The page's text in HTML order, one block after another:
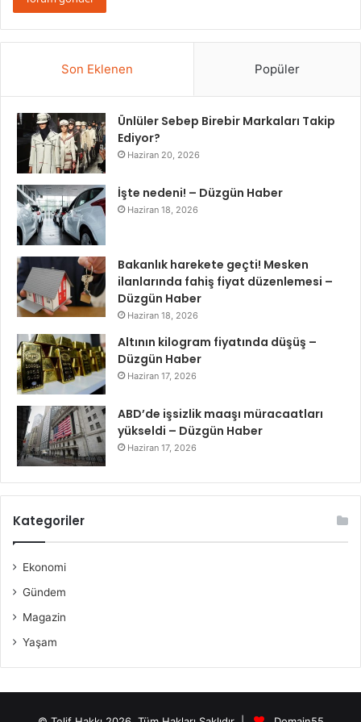
Son Eklenen Popüler
Ünlüler Sebep Birebir Markaları Takip
Ediyor?
Haziran 20, 2026
İşte nedeni! – Düzgün Haber
Haziran 18, 2026
Bakanlık harekete geçti! Mesken
ilanlarında fahiş fiyat düzenlemesi –
Düzgün Haber
Haziran 18, 2026
Altının kilogram fiyatında düşüş –
Düzgün Haber
Haziran 17, 2026
ABD’de işsizlik maaşı müracaatları
yükseldi – Düzgün Haber
Haziran 17, 2026
Kategoriler
Ekonomi
Gündem
Magazin
Yaşam